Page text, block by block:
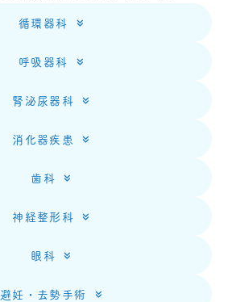
循環器科
呼吸器科
腎泌尿器科
消化器疾患
歯科
神経整形科
眼科
避妊・去勢手術